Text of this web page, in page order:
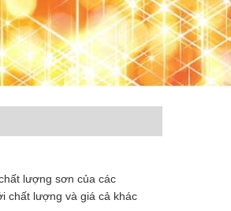
lượng sơn của các
chất lượng và giá cả khác